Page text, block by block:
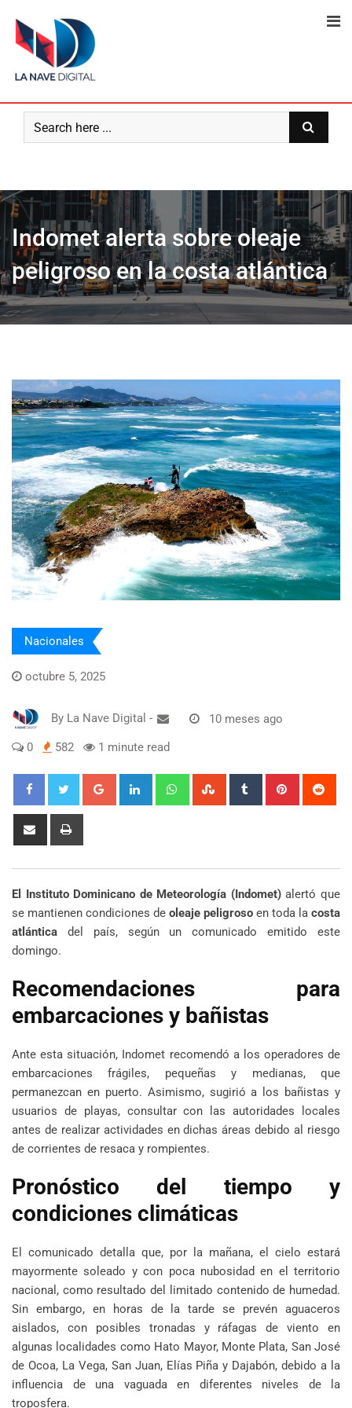
content
Indomet alerta sobre oleaje
peligroso en la costa atlántica
Nacionales
octubre 5, 2025
By La Nave Digital - 10 meses ago
0 582 1 minute read
Google+ LinkedIn WhatsappStumbleUpon
Tumblr Pinterest
Share
El Instituto Dominicano de Meteorología (Indomet)alertó que
se mantienen condiciones de oleaje peligroso en toda la costa
atlántica del país, según un comunicado emitido este
domingo.
Recomendaciones para
embarcaciones y bañistas
Ante esta situación, Indomet recomendó a los operadores de
embarcaciones frágiles, pequeñas y medianas, que
permanezcan en puerto. Asimismo, sugirió a los bañistas y
usuarios de playas, consultar con las autoridades locales
antes de realizar actividades en dichas áreas debido al riesgo
de corrientes de resaca y rompientes.
Pronóstico del tiempo y
condiciones climáticas
El comunicado detalla que, por la mañana, el cielo estará
mayormente soleado y con poca nubosidad en el territorio
nacional, como resultado del limitado contenido de humedad.
Sin embargo, en horas de la tarde se prevén aguaceros
aislados, con posibles tronadas y ráfagas de viento en
algunas localidades como Hato Mayor, Monte Plata, San José
de Ocoa, La Vega, San Juan, Elías Piña y Dajabón, debido a la
influencia de una vaguada en diferentes niveles de la
troposfera.